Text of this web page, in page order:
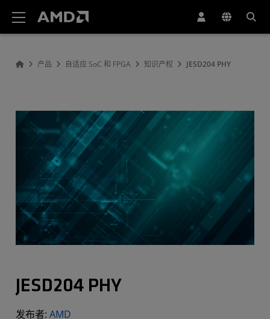
产品 自适应 SoC 和 FPGA 知识产权 JESD204 PHY
JESD204 PHY
发布者: AMD